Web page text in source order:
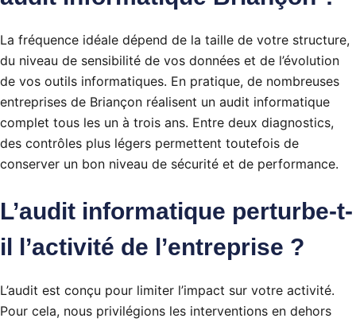
La fréquence idéale dépend de la taille de votre structure,
du niveau de sensibilité de vos données et de l’évolution
de vos outils informatiques. En pratique, de nombreuses
entreprises de Briançon réalisent un audit informatique
complet tous les un à trois ans. Entre deux diagnostics,
des contrôles plus légers permettent toutefois de
conserver un bon niveau de sécurité et de performance.
L’audit informatique perturbe-t-
il l’activité de l’entreprise ?
L’audit est conçu pour limiter l’impact sur votre activité.
Pour cela, nous privilégions les interventions en dehors